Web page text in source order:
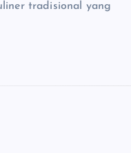
tradisional yang